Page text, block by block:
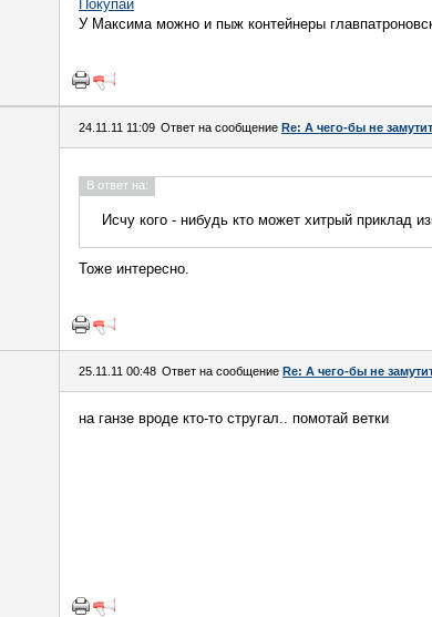
Покупай
У Максима можно и пыж контейнеры
24.11.11 11:09 Ответ на сообщение Re: А чего-бы не
В ответ на:
Исчу кого - нибудь кто может хитрый приклад
Тоже интересно.
25.11.11 00:48 Ответ на сообщение Re: А чего-бы не
на ганзе вроде кто-то стругал.. помотай ветки